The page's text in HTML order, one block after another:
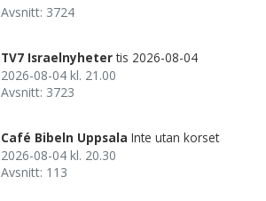
Avsnitt: 3724
TV7 Israelnyheter tis 2026-08-04
2026-08-04 kl. 21.00
Avsnitt: 3723
Café Bibeln Uppsala Inte utan korset
2026-08-04 kl. 20.30
Avsnitt: 113